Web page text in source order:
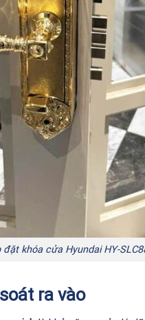
đặt khóa cửa Hyundai HY-
ra vào